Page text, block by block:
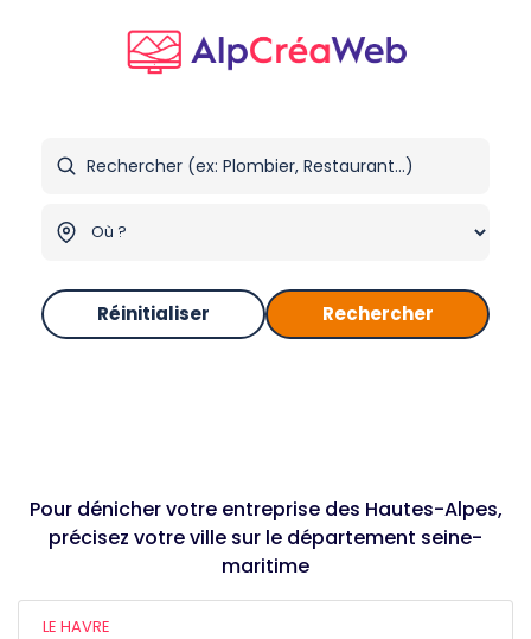
Réinitialiser Rechercher
Pour dénicher votre entreprise des Hautes-Alpes,
précisez votre ville sur le département seine-
maritime
LE HAVRE